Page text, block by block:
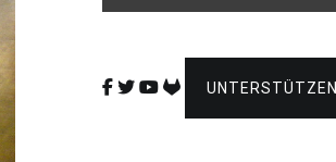
UNTERSTÜTZEN